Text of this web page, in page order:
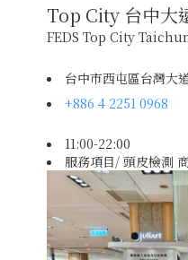
Top City 台中大
FEDS Top City
台中市西屯區台灣大
+886 4 2251 0968
11:00-22:00
服務項目/ 頭皮檢測